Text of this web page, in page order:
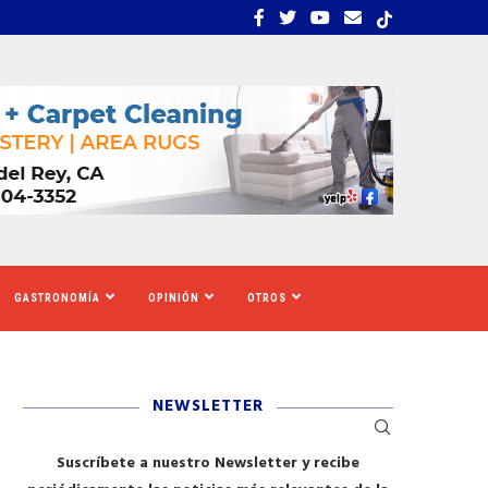
TIGRES DEL NORTE, LILA... LOS SOLICITANTES DE
GASTRONOMÍA OPINIÓN OTROS
NEWSLETTER
Suscríbete a nuestro Newsletter y recibe